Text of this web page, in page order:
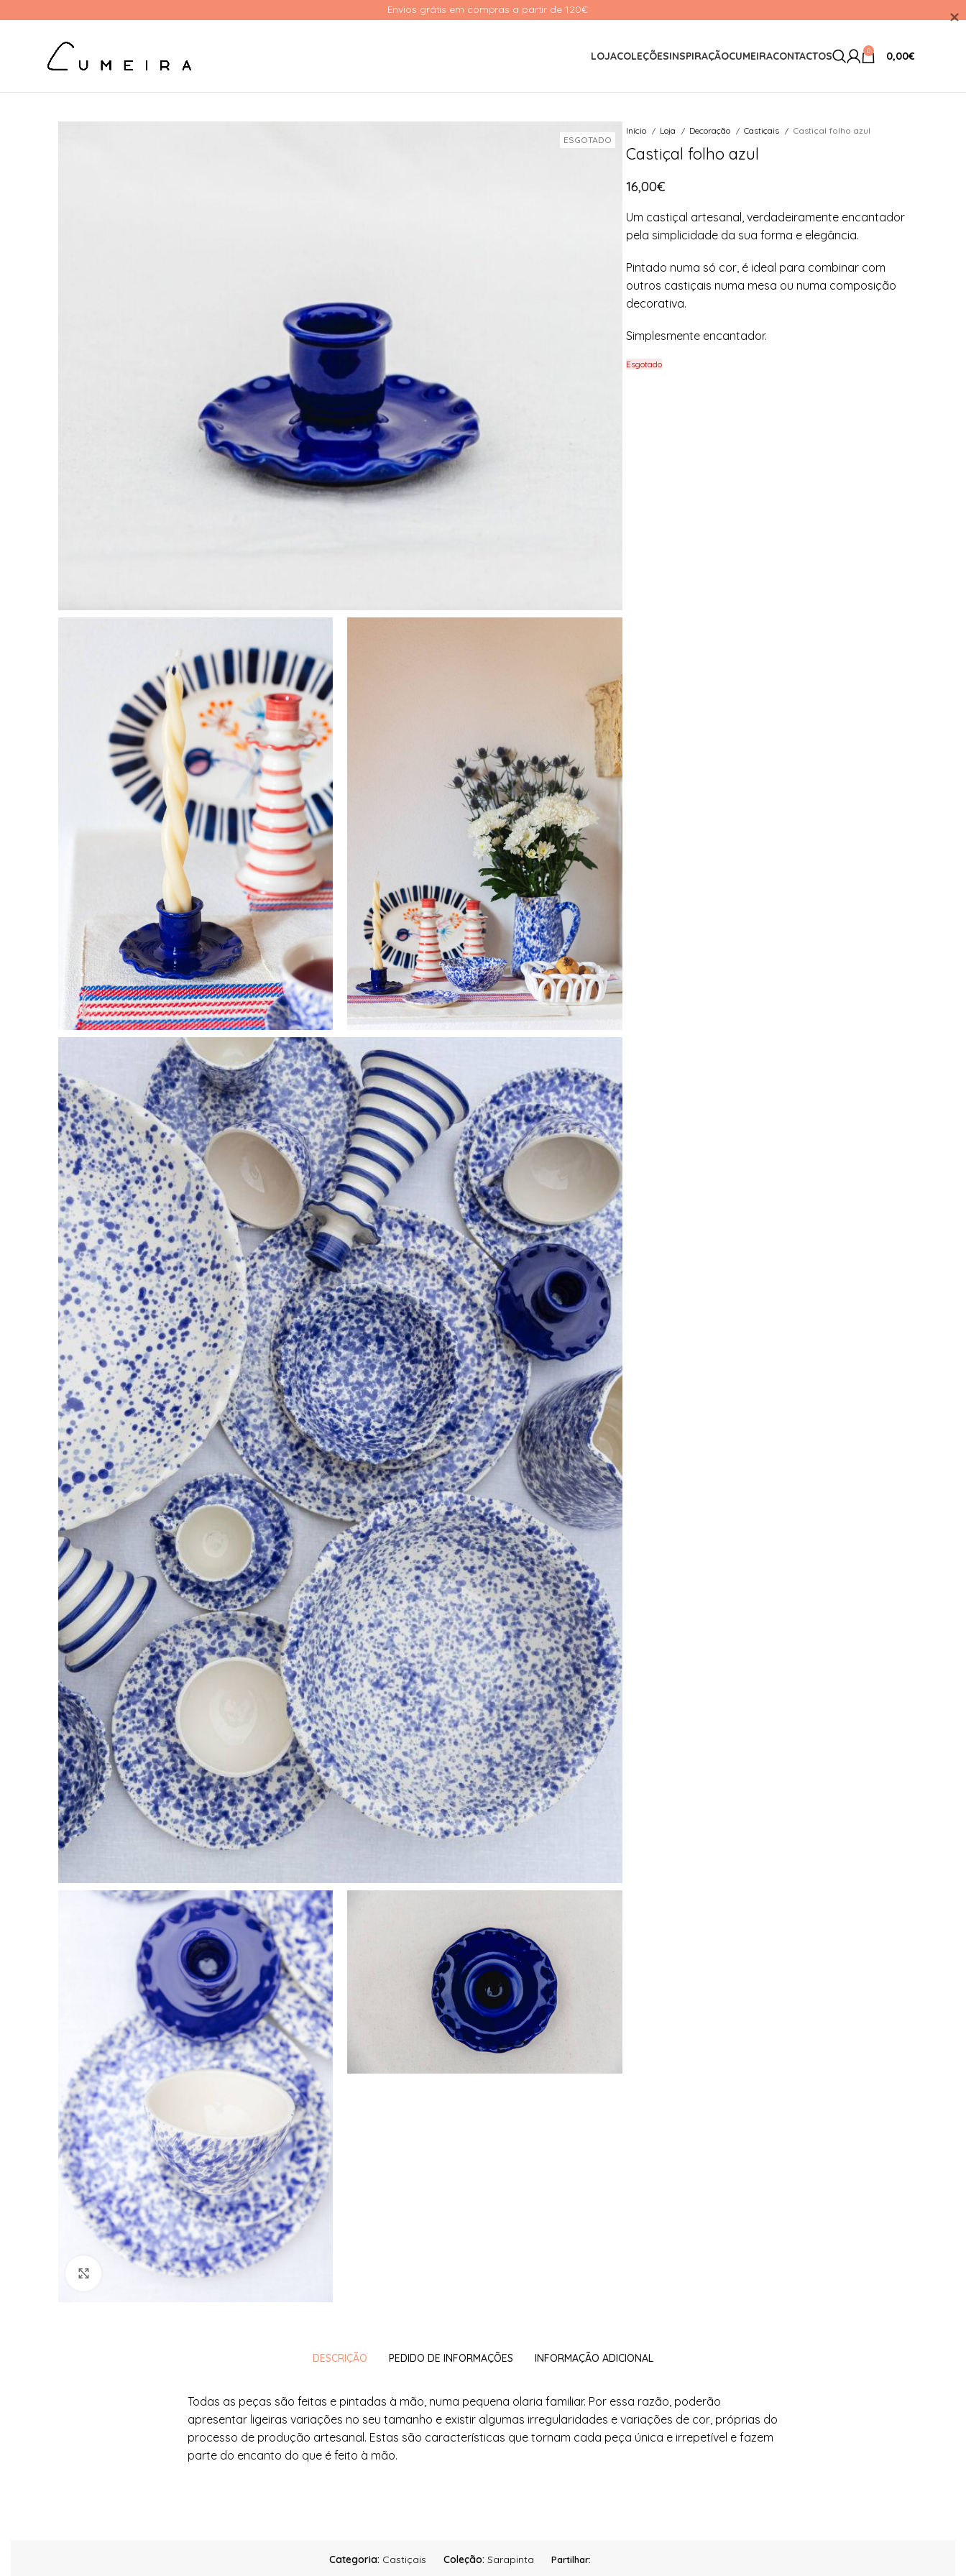
LOJACOLEÇÕESINSPIRAÇÃOCUMEIRACONTACTOS 0 0,00€
ESGOTADO
Ver Imagem
Início Loja Decoração Castiçais Castiçal folho azul
Castiçal folho azul
16,00€
Um castiçal artesanal, verdadeiramente encantador
pela simplicidade da sua forma e elegância.
Pintado numa só cor, é ideal para combinar com
outros castiçais numa mesa ou numa composição
decorativa.
Simplesmente encantador.
Esgotado
DESCRIÇÃO PEDIDO DE INFORMAÇÕES INFORMAÇÃO ADICIONAL
Todas as peças são feitas e pintadas à mão, numa pequena olaria familiar. Por essa razão, poderão
apresentar ligeiras variações no seu tamanho e existir algumas irregularidades e variações de cor, próprias do
processo de produção artesanal. Estas são características que tornam cada peça única e irrepetível e fazem
parte do encanto do que é feito à mão.
Categoria: Castiçais Coleção: Sarapinta Partilhar:
Envios grátis em compras a partir de 120€